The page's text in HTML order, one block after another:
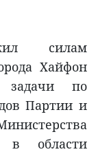
силам
Хайфон
задачи по
Партии и
в области